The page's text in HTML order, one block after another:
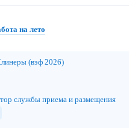
на лето
(вэф 2026)
службы приема и размещения